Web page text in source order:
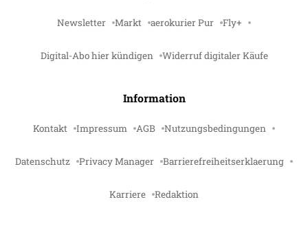
Newsletter Markt aerokurier Pur Fly+
Digital-Abo hier kündigen Widerruf digitaler Käufe
Information
Kontakt Impressum AGB Nutzungsbedingungen
Datenschutz Privacy Manager Barrierefreiheitserklaerung
Karriere Redaktion